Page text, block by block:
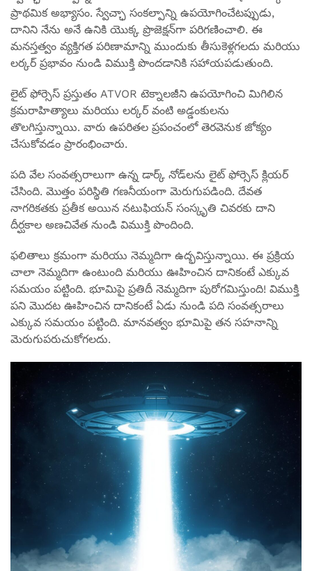
ప్రాథమిక అభ్యాసం. స్వేచ్ఛా సంకల్పాన్ని ఉపయోగించేటప్పుడు,
దానిని నేను అనే ఉనికి యొక్క ప్రొజెక్షన్‌గా పరిగణించాలి. ఈ
మనస్తత్వం వ్యక్తిగత పరిణామాన్ని ముందుకు తీసుకెళ్లగలదు మరియు
లర్కర్ ప్రభావం నుండి విముక్తి పొందడానికి సహాయపడుతుంది.
లైట్ ఫోర్సెస్ ప్రస్తుతం ATVOR టెక్నాలజీని ఉపయోగించి మిగిలిన
క్రమరాహిత్యాలు మరియు లర్కర్ వంటి అడ్డంకులను
తొలగిస్తున్నాయి. వారు ఉపరితల ప్రపంచంలో తెరవెనుక జోక్యం
చేసుకోవడం ప్రారంభించారు.
పది వేల సంవత్సరాలుగా ఉన్న డార్క్ నోడ్‌లను లైట్ ఫోర్సెస్ క్లియర్
చేసింది. మొత్తం పరిస్థితి గణనీయంగా మెరుగుపడింది. దేవత
నాగరికతకు ప్రతీక అయిన నటుఫియన్ సంస్కృతి చివరకు దాని
దీర్ఘకాల అణచివేత నుండి విముక్తి పొందింది.
ఫలితాలు క్రమంగా మరియు నెమ్మదిగా ఉద్భవిస్తున్నాయి. ఈ ప్రక్రియ
చాలా నెమ్మదిగా ఉంటుంది మరియు ఊహించిన దానికంటే ఎక్కువ
సమయం పట్టింది. భూమిపై ప్రతిదీ నెమ్మదిగా పురోగమిస్తుంది! విముక్తి
పని మొదట ఊహించిన దానికంటే ఏడు నుండి పది సంవత్సరాలు
ఎక్కువ సమయం పట్టింది. మానవత్వం భూమిపై తన సహనాన్ని
మెరుగుపరుచుకోగలదు.